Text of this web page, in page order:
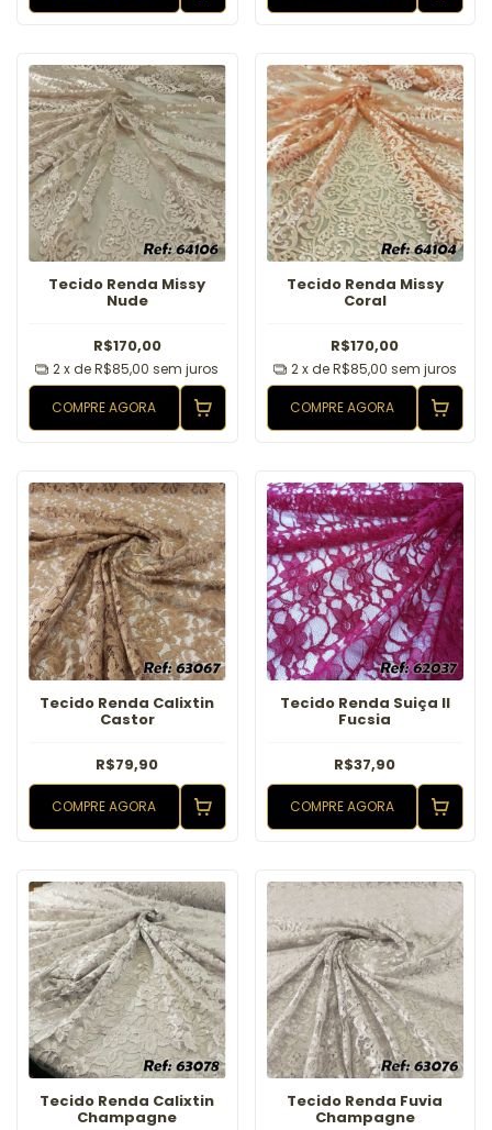
Tecido Renda Missy
Nude
R$170,00
2x deR$85,00 sem juros
COMPRE AGORA
Tecido Renda Missy
Coral
R$170,00
2x deR$85,00 sem juros
COMPRE AGORA
Tecido Renda Calixtin
Castor
R$79,90
COMPRE AGORA
Tecido Renda Suiça II
Fucsia
R$37,90
COMPRE AGORA
Tecido Renda Calixtin
Champagne
Tecido Renda Fuvia
Champagne